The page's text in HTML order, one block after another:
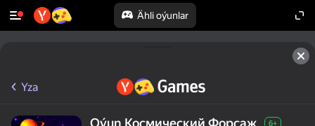
Ähli oýunlar
Yza
Oýun Космический Форсаж 6+